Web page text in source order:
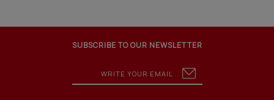
SUBSCRIBE TO OUR NEWSLETTER